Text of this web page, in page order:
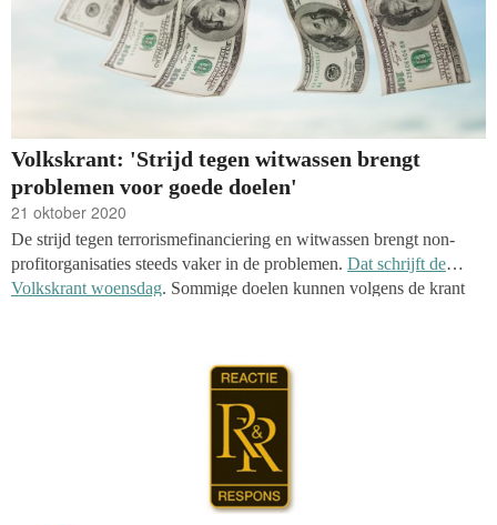
Volkskrant: 'Strijd tegen witwassen brengt
problemen voor goede doelen'
21 oktober 2020
De strijd tegen terrorismefinanciering en witwassen brengt non-
profitorganisaties steeds vaker in de problemen. Dat schrijft de
Volkskrant woensdag. Sommige doelen kunnen volgens de krant